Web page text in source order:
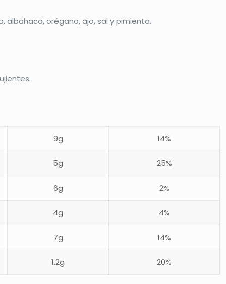
albahaca, orégano, ajo, sal y pimienta.
9g 14%
5g 25%
6g 2%
4g 4%
7g 14%
1.2g 20%